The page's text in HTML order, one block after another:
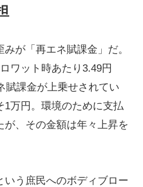
が「再エネ賦課金」だ。
ワット時あたり3.49円
賦課金が上乗せされてい
1万円。環境のために支払
が、その金額は年々上昇を
いう庶民へのボディブロー